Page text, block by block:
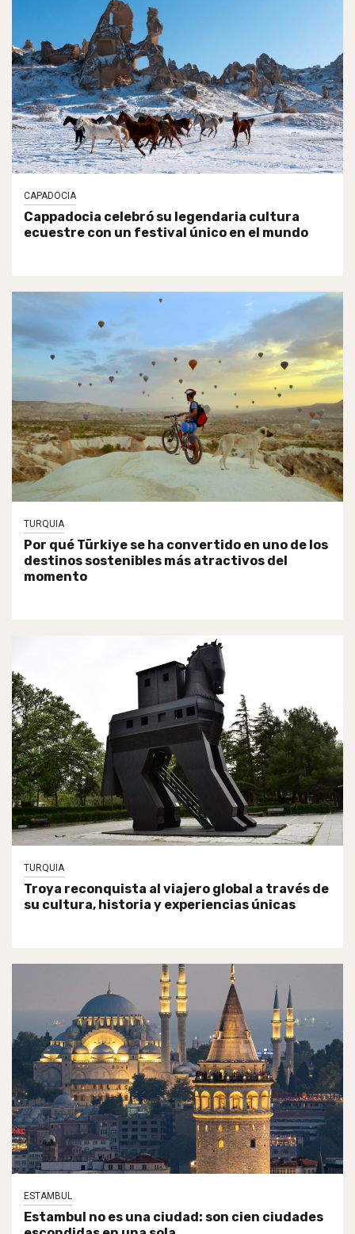
CAPADOCIA
Cappadocia celebró su legendaria cultura
ecuestre con un festival único en el mundo
TURQUIA
Por qué Türkiye se ha convertido en uno de los
destinos sostenibles más atractivos del
momento
TURQUIA
Troya reconquista al viajero global a través de
su cultura, historia y experiencias únicas
ESTAMBUL
Estambul no es una ciudad: son cien ciudades